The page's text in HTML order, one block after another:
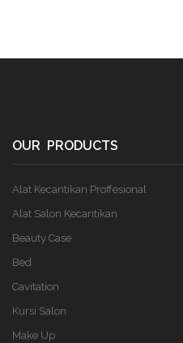
OUR PRODUCTS
Alat Kecantikan Proffesional
Alat Salon Kecantikan
Beauty Case
Bed
Cavitation
Kursi Salon
Make Up